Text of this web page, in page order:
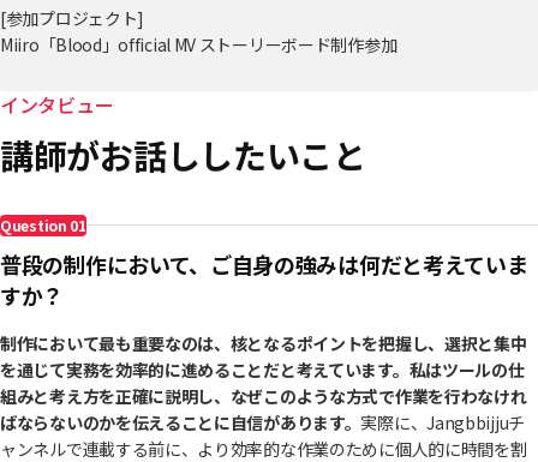
[参加プロジェクト]
Miiro「Blood」official MV ストーリーボード制作参加
MEANSHOCK「Is it snowing?」ED MV 制作参加
MEANSHOCK「Walking In The Blue Sky」OP MV 制作参加
インタビュー
講師がお話ししたいこと
Question 01
普段の制作において、ご自身の強みは何だと考えていま
すか？
制作において最も重要なのは、核となるポイントを把握し、選択と集中
を通じて実務を効率的に進めることだと考えています。私はツールの仕
組みと考え方を正確に説明し、なぜこのような方式で作業を行わなけれ
ばならないのかを伝えることに自信があります。実際に、Jangbbijjuチ
ャンネルで連載する前に、より効率的な作業のために個人的に時間を割